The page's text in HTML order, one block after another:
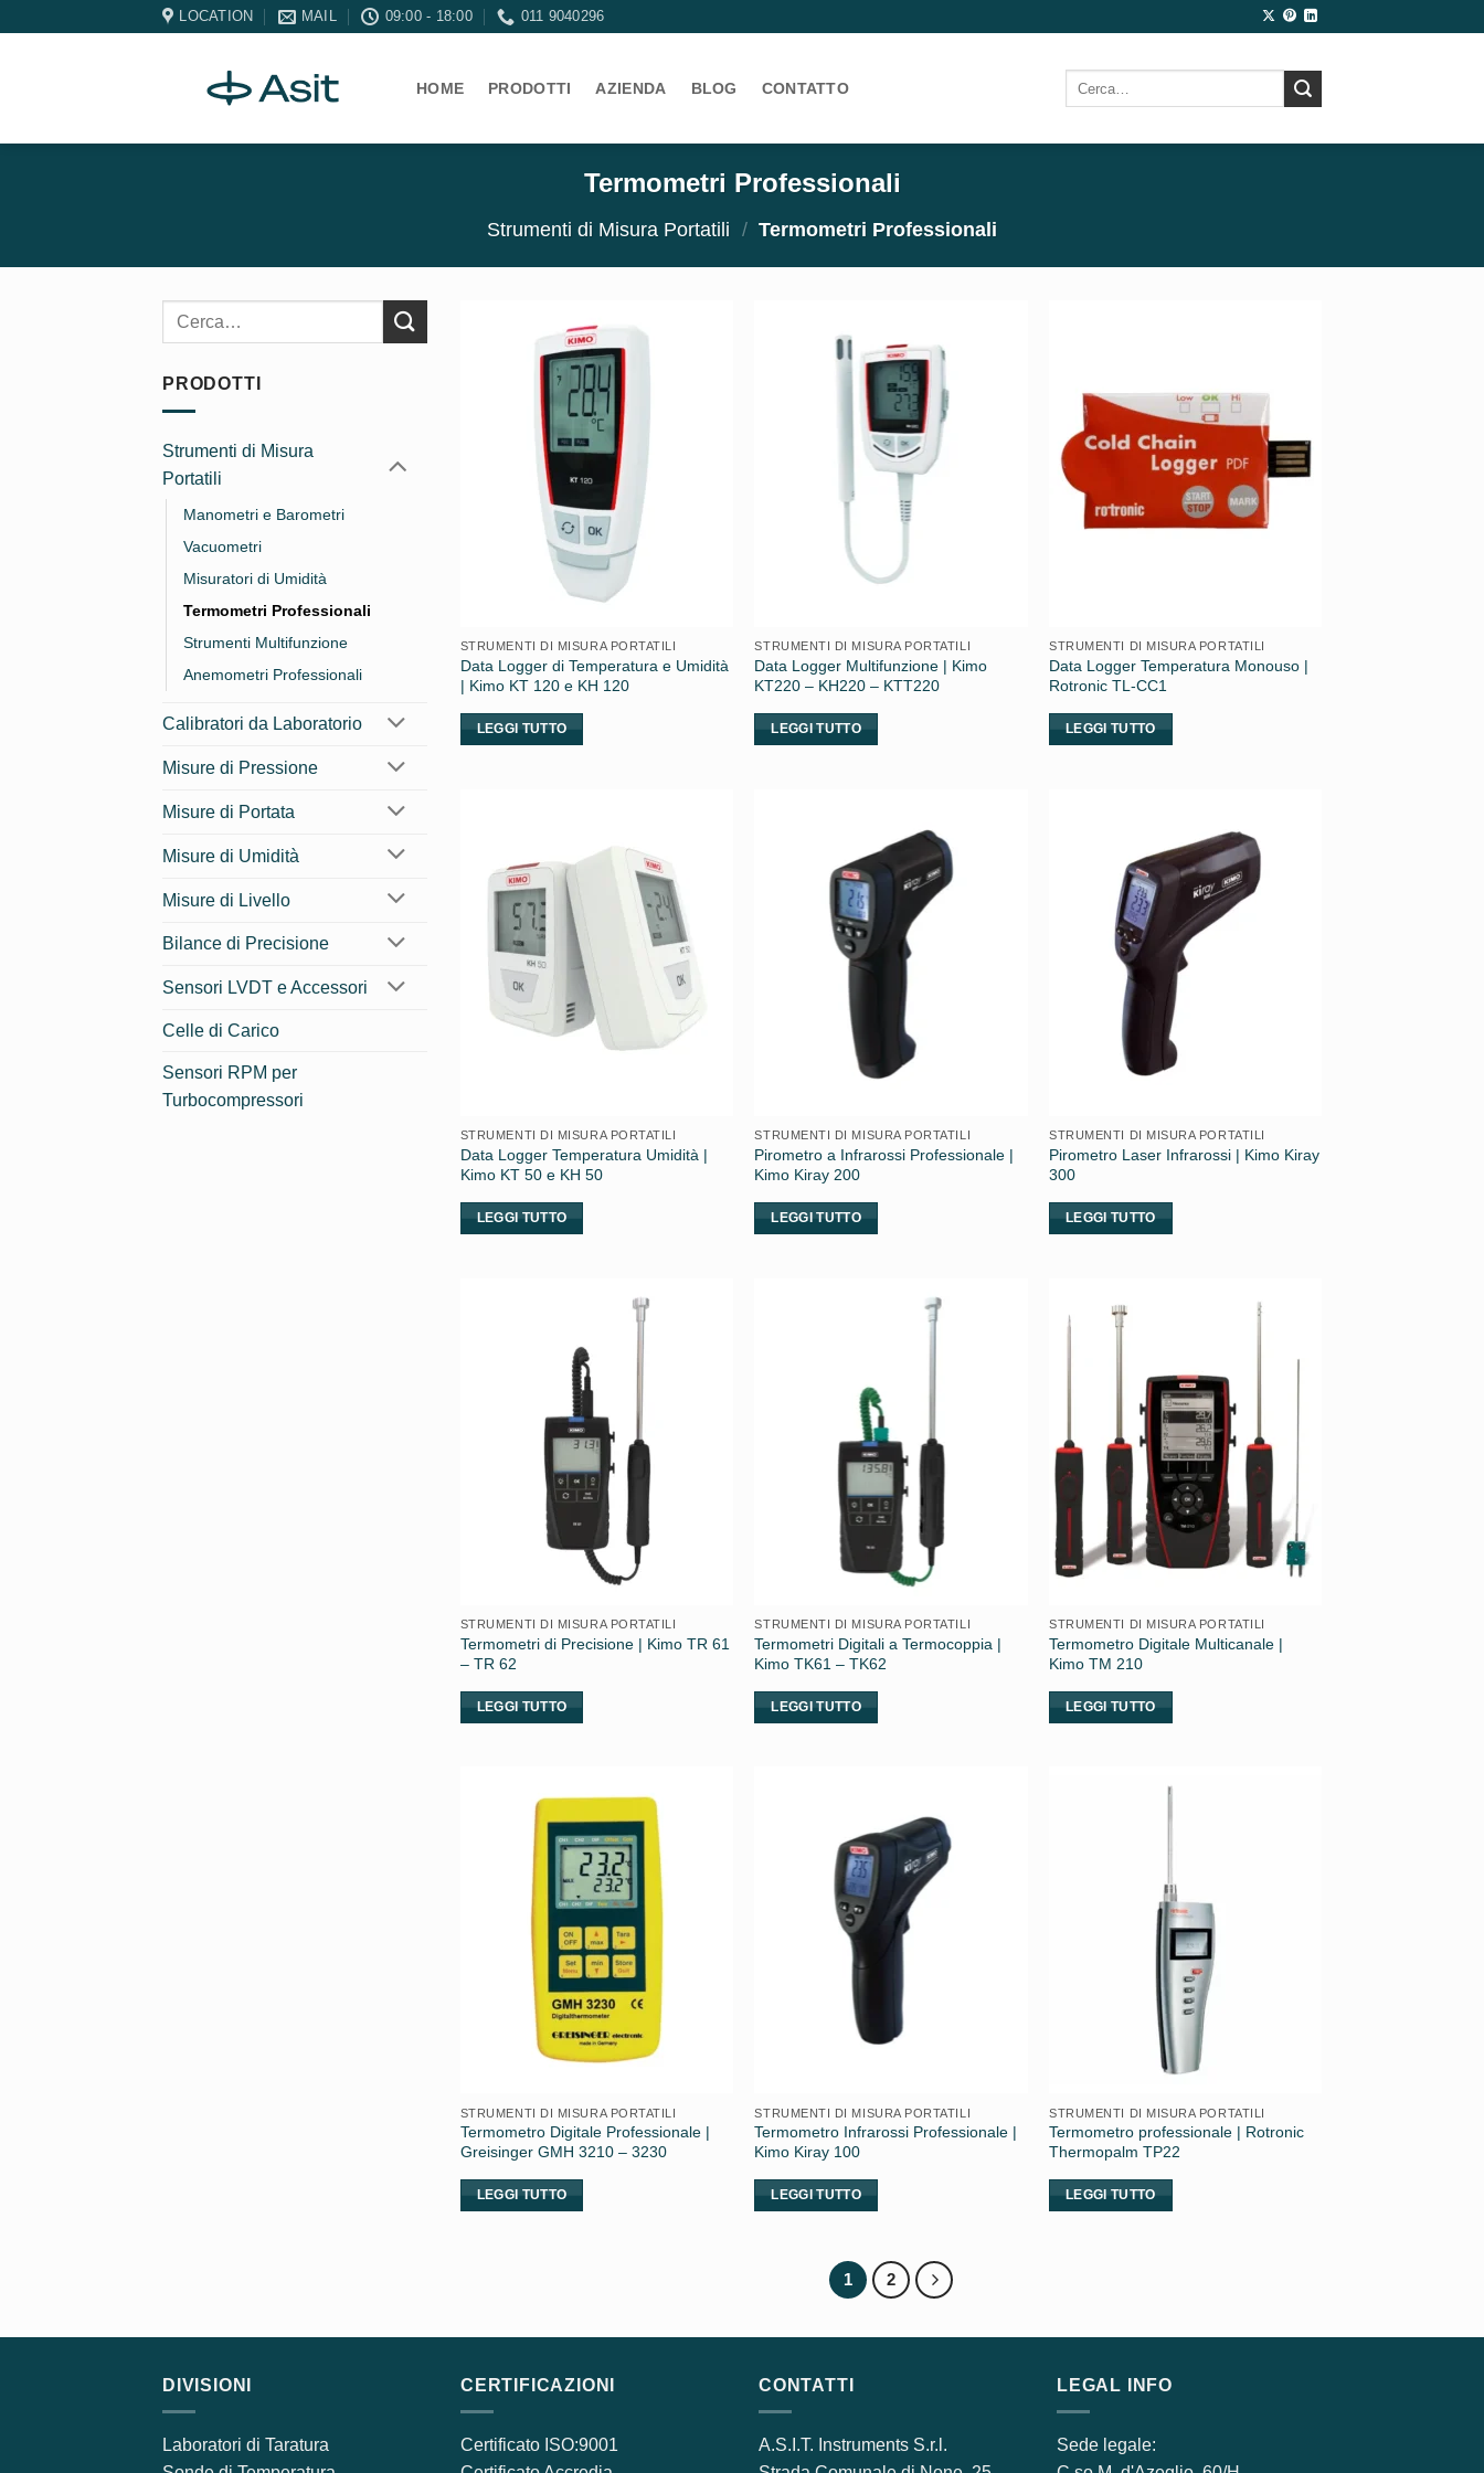
LOCATION MAIL 09:00 - 18:00 011 9040296
HOME PRODOTTI AZIENDA BLOG CONTATTO
Termometri Professionali
Strumenti di Misura Portatili / Termometri Professionali
Cerca:
PRODOTTI
Strumenti di Misura
Portatili
Manometri e Barometri
Vacuometri
Misuratori di Umidità
Termometri Professionali
Strumenti Multifunzione
Anemometri Professionali
Calibratori da Laboratorio
Misure di Pressione
Misure di Portata
Misure di Umidità
Misure di Livello
Bilance di Precisione
Sensori LVDT e Accessori
Celle di Carico
Sensori RPM per
Turbocompressori
STRUMENTI DI MISURA PORTATILI
Data Logger di Temperatura e Umidità
| Kimo KT 120 e KH 120
LEGGI TUTTO
STRUMENTI DI MISURA PORTATILI
Data Logger Multifunzione | Kimo
KT220 – KH220 – KTT220
LEGGI TUTTO
STRUMENTI DI MISURA PORTATILI
Data Logger Temperatura Monouso |
Rotronic TL-CC1
LEGGI TUTTO
STRUMENTI DI MISURA PORTATILI
Data Logger Temperatura Umidità |
Kimo KT 50 e KH 50
LEGGI TUTTO
STRUMENTI DI MISURA PORTATILI
Pirometro a Infrarossi Professionale |
Kimo Kiray 200
LEGGI TUTTO
STRUMENTI DI MISURA PORTATILI
Pirometro Laser Infrarossi | Kimo Kiray
300
LEGGI TUTTO
STRUMENTI DI MISURA PORTATILI
Termometri di Precisione | Kimo TR 61
– TR 62
LEGGI TUTTO
STRUMENTI DI MISURA PORTATILI
Termometri Digitali a Termocoppia |
Kimo TK61 – TK62
LEGGI TUTTO
STRUMENTI DI MISURA PORTATILI
Termometro Digitale Multicanale |
Kimo TM 210
LEGGI TUTTO
STRUMENTI DI MISURA PORTATILI
Termometro Digitale Professionale |
Greisinger GMH 3210 – 3230
LEGGI TUTTO
STRUMENTI DI MISURA PORTATILI
Termometro Infrarossi Professionale |
Kimo Kiray 100
LEGGI TUTTO
STRUMENTI DI MISURA PORTATILI
Termometro professionale | Rotronic
Thermopalm TP22
LEGGI TUTTO
1 2
DIVISIONI
Laboratori di Taratura
CERTIFICAZIONI
Certificato ISO:9001
CONTATTI
A.S.I.T. Instruments S.r.l.
LEGAL INFO
Sede legale: